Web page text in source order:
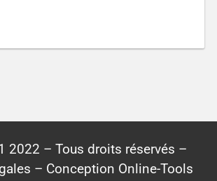
2022 – Tous droits réservés –
– Conception Online-Tools